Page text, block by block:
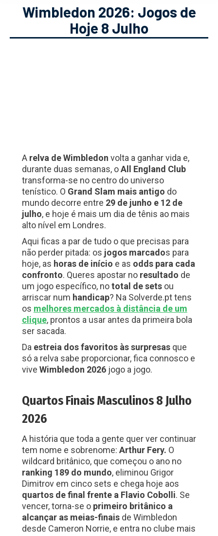
Wimbledon 2026: Jogos de
Hoje 8 Julho
A relva de Wimbledon volta a ganhar vida e,
durante duas semanas, oAll England Club
transforma-se no centro do universo
tenístico. O Grand Slam mais antigo do
mundo decorre entre 29 de junho e 12 de
julho, e hoje é mais um dia de tênis ao mais
alto nível em Londres.
Aqui ficas a par de tudo o que precisas para
não perder pitada: os jogos marcados para
hoje, as horas de início e as odds para cada
confronto. Queres apostar no resultado de
um jogo específico, nototal de setsou
arriscar num handicap? Na Solverde.pt tens
os melhores mercados à distância de um
clique, prontos a usar antes da primeira bola
ser sacada.
Da estreia dos favoritos às surpresasque
só a relva sabe proporcionar, fica connosco e
vive Wimbledon 2026jogo a jogo.
Quartos Finais Masculinos 8 Julho
2026
A história que toda a gente quer ver continuar
tem nome e sobrenome: Arthur Fery. O
wildcard britânico, que começou o ano no
ranking 189 do mundo, eliminou Grigor
Dimitrov em cinco sets e chega hoje aos
quartos de final frente a Flavio Cobolli. Se
vencer, torna-se o primeiro britânico a
alcançar as meias-finaisde Wimbledon
desde Cameron Norrie, e entra no clube mais